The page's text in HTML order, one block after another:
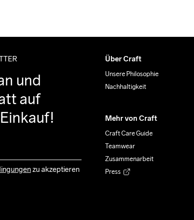
und
auf
zu akzeptieren
Über Craft
Unsere Philosophie
Nachhaltigkeit
Mehr von Craft
Craft Care Guide
Teamwear
Zusammenarbeit
Press